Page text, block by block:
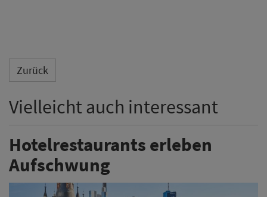
Zurück
Vielleicht auch interessant
Hotelrestaurants erleben
Aufschwung